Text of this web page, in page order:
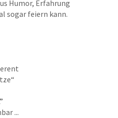
Humor, Erfahrung
sogar feiern kann.
...